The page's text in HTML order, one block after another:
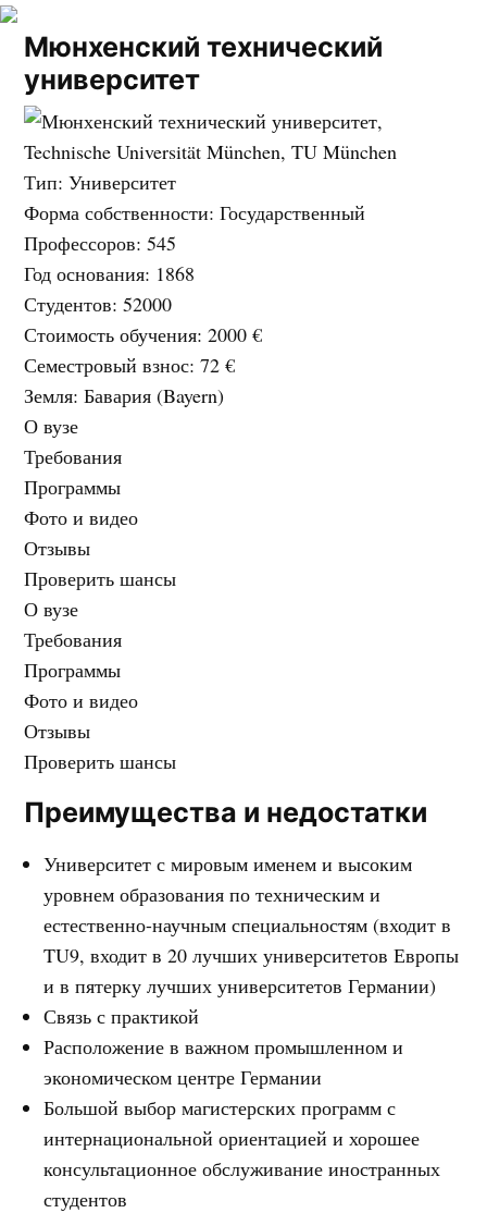
Мюнхенский технический
университет
Тип: Университет
Форма собственности: Государственный
Профессоров: 545
Год основания: 1868
Студентов: 52000
Стоимость обучения:2000 €
Семестровый взнос:72 €
Земля: Бавария (Bayern)
О вузе
Требования
Программы
Фото и видео
Отзывы
Проверить шансы
О вузе
Требования
Программы
Фото и видео
Отзывы
Проверить шансы
Преимущества и недостатки
Университет с мировым именем и высоким
уровнем образования по техническим и
естественно-научным специальностям (входит в
TU9, входит в 20 лучших университетов Европы
и в пятерку лучших университетов Германии)
Связь с практикой
Расположение в важном промышленном и
экономическом центре Германии
Большой выбор магистерских программ с
интернациональной ориентацией и хорошее
консультационное обслуживание иностранных
студентов